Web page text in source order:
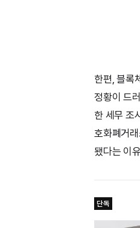
한편, 블록
정황이 드
한 세무 조
호화폐거
됐다는 이
단독